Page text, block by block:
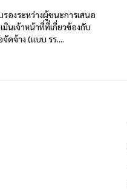
รองระหว่างผู้ชนะการเสนอ
มินเจ้าหน้าที่ที่เกี่ยวข้องกับ
ดจ้าง (แบบ รร....